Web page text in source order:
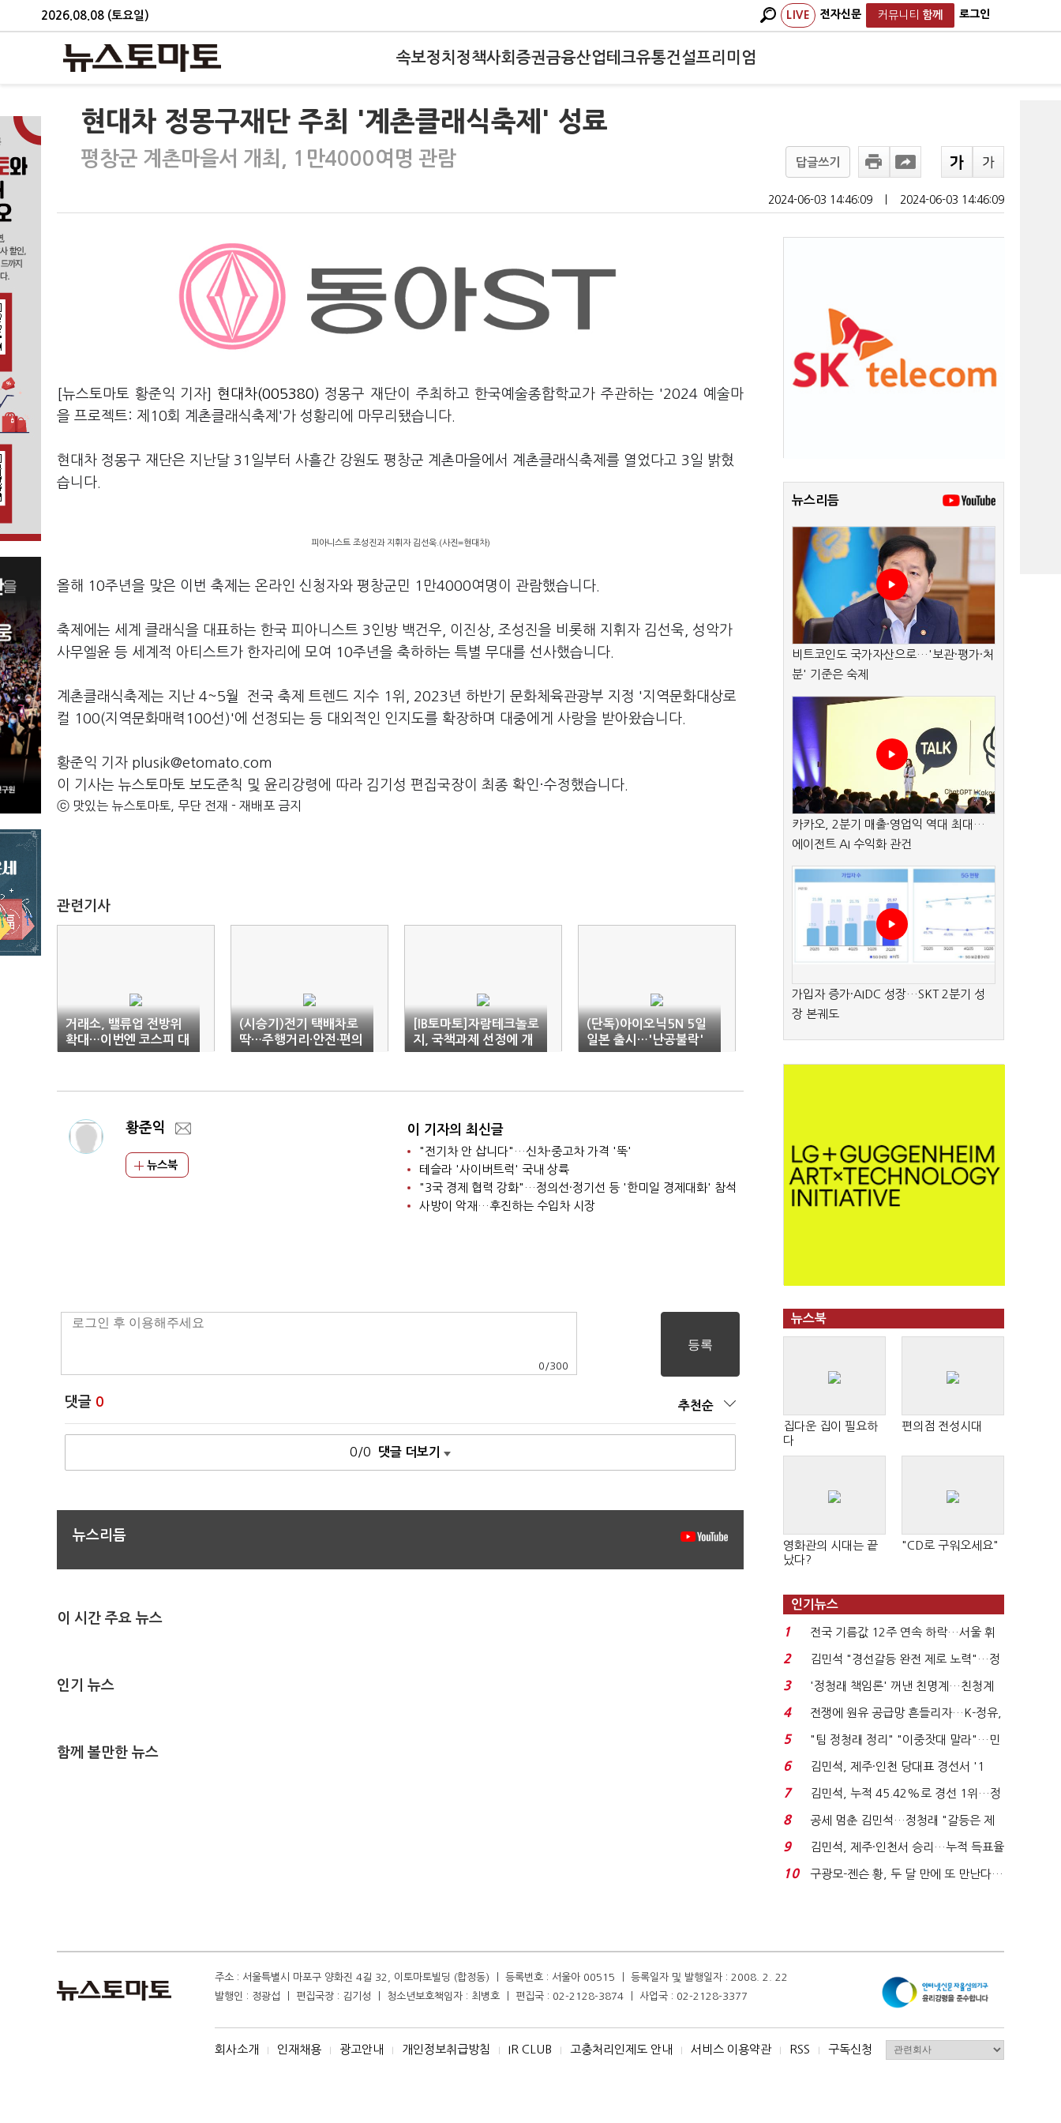
2026.08.08 (토요일) LIVE 전자신문 커뮤니티 함께 로그인
속보정치 정책사회 증권금융산업테크유통건설프리미엄
현대차 정몽구재단 주최 '계촌클래식축제' 성료
평창군 계촌마을서 개최, 1만4000여명 관람 답글쓰기
2024-06-03 14:46:09 2024-06-03 14:46:09
[뉴스토마토 황준익 기자] 현대차(005380) 정몽구 재단이 주최하고 한국예술종합학교가 주관하는 '2024 예술마
을 프로젝트: 제10회 계촌클래식축제'가 성황리에 마무리됐습니다.
현대차 정몽구 재단은 지난달 31일부터 사흘간 강원도 평창군 계촌마을에서 계촌클래식축제를 열었다고 3일 밝혔
습니다.
피아니스트 조성진과 지휘자 김선욱.(사진=현대차)
올해 10주년을 맞은 이번 축제는 온라인 신청자와 평창군민 1만4000여명이 관람했습니다.
축제에는 세계 클래식을 대표하는 한국 피아니스트 3인방 백건우, 이진상, 조성진을 비롯해 지휘자 김선욱, 성악가
사무엘윤 등 세계적 아티스트가 한자리에 모여 10주년을 축하하는 특별 무대를 선사했습니다.
계촌클래식축제는 지난 4~5월 전국 축제 트렌드 지수 1위, 2023년 하반기 문화체육관광부 지정 '지역문화대상로
컬 100(지역문화매력100선)'에 선정되는 등 대외적인 인지도를 확장하며 대중에게 사랑을 받아왔습니다.
황준익 기자 plusik@etomato.com
이 기사는 뉴스토마토 보도준칙 및 윤리강령에 따라 김기성 편집국장이 최종 확인·수정했습니다.
ⓒ 맛있는 뉴스토마토, 무단 전재 - 재배포 금지
관련기사
거래소, 밸류업 전방위
확대…이번엔 코스피 대
형사
(시승기)전기 택배차로
딱…주행거리·안전·편의
다잡은 현대차 'ST1'
[IB토마토]자람테크놀로
지, 국책과제 선정에 개
발비 '든든'…흑자 기조
(단독)아이오닉5N 5일
일본 출시…'난공불락'
도전
황준익
뉴스북
이 기자의 최신글
"전기차 안 삽니다"…신차·중고차 가격 '뚝'
테슬라 '사이버트럭' 국내 상륙
"3국 경제 협력 강화"…정의선·정기선 등 '한미일 경제대화' 참석
사방이 악재…후진하는 수입차 시장
0 /300
댓글 0 추천순
0/0 댓글 더보기
뉴스리듬
이 시간 주요 뉴스
인기 뉴스
함께 볼만한 뉴스
뉴스리듬
비트코인도 국가자산으로…'보관·평가·처
분' 기준은 숙제
카카오, 2분기 매출·영업익 역대 최대…
에이전트 AI 수익화 관건
가입자 증가·AIDC 성장…SKT 2분기 성
장 본궤도
뉴스북
집다운 집이 필요하
다
편의점 전성시대
영화관의 시대는 끝
났다?
"CD로 구워오세요"
인기뉴스
1
전국 기름값 12주 연속 하락…서울 휘
발윳값 1909원...
2
김민석 "경선갈등 완전 제로 노력"…정
청래 "반명 공세 사...
3
'정청래 책임론' 꺼낸 친명계…친청계
는 추가투표 때리기...
4
전쟁에 원유 공급망 흔들리자…K-정유,
에너지안보 핵심...
5
"팀 정청래 정리" "이중잣대 말라"…민
주 최고위원 계파 다...
6
김민석, 제주·인천 당대표 경선서 '1
위'(1보)...
7
김민석, 누적 45.42%로 경선 1위…정
청래와 격차 0.86%p(...
8
공세 멈춘 김민석…정청래 "갈등은 제
가 수습"
9
김민석, 제주·인천서 승리…누적 득표율
'1위 탈환'(종합)...
10
구광모-젠슨 황, 두 달 만에 또 만난다…
주소 : 서울특별시 마포구 양화진 4길 32, 이토마토빌딩 (합정동) ㅣ 등록번호 : 서울아 00515 ㅣ 등록일자 및 발행일자 : 2008. 2. 22
발행인 : 정광섭 ㅣ 편집국장 : 김기성 ㅣ 청소년보호책임자 : 최병호 ㅣ 편집국 : 02-2128-3874 ㅣ 사업국 : 02-2128-3377
회사소개 I 인재채용 I 광고안내 I 개인정보취급방침 I IR CLUB I 고충처리인제도 안내 I 서비스 이용약관 I RSS I 구독신청